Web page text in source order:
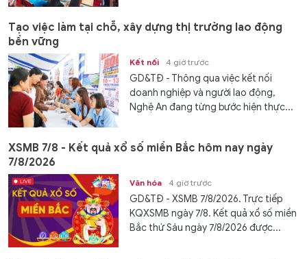
Tạo việc làm tại chỗ, xây dựng thị trường lao động
bền vững
Kết nối 4 giờ trước
GD&TĐ - Thông qua việc kết nối
doanh nghiệp và người lao động,
Nghệ An đang từng bước hiện thực...
XSMB 7/8 - Kết quả xổ số miền Bắc hôm nay ngày
7/8/2026
Văn hóa 4 giờ trước
GD&TĐ - XSMB 7/8/2026. Trực tiếp
KQXSMB ngày 7/8. Kết quả xổ số miền
Bắc thứ Sáu ngày 7/8/2026 được...